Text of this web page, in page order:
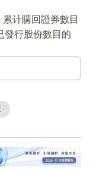
计購回證券數目
發行股份數目的